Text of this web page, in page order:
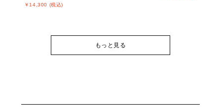
￥14,300 (税込)
もっと見る